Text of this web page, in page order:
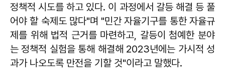
정책적 시도를 하고 있다. 이 과정에서 갈등 해결 등 풀
어야 할 숙제도 많다"며 "민간 자율기구를 통한 자율규
제를 위해 법적 근거를 마련하고, 갈등이 첨예한 분야
는 정책적 실험을 통해 해결해 2023년에는 가시적 성
과가 나오도록 만전을 기할 것"이라고 말했다.